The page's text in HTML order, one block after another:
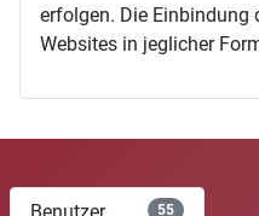
erfolgen. Die Einbindung
Websites in jeglicher
Benutzer 55